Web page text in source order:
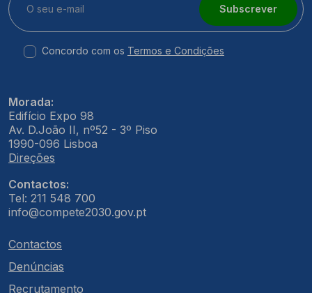
Subscrever
Concordo com os Termos e Condições
Morada:
Edifício Expo 98
Av. D.João II, nº52 - 3º Piso
1990-096 Lisboa
Direções
Contactos:
Tel: 211 548 700
info@compete2030.gov.pt
Contactos
Denúncias
Recrutamento